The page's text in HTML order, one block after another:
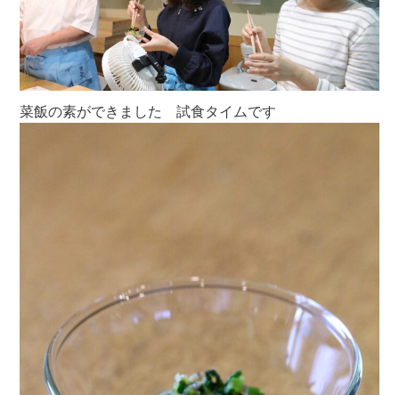
菜飯の素ができました 試食タイムです